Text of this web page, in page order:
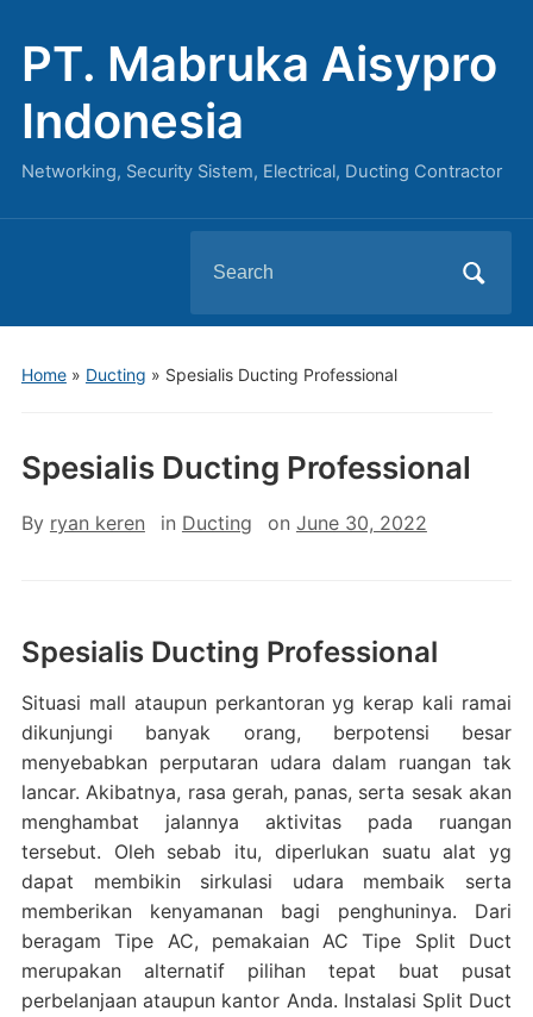
PT. Mabruka Aisypro
Indonesia
Networking, Security Sistem, Electrical, Ducting Contractor
for:
Home» Ducting » Spesialis Ducting Professional
Spesialis Ducting Professional
By ryan keren in Ducting on June 30, 2022
Spesialis Ducting Professional
Situasi mall ataupun perkantoran yg kerap kali ramai
dikunjungi banyak orang, berpotensi besar
menyebabkan perputaran udara dalam ruangan tak
lancar. Akibatnya, rasa gerah, panas, serta sesak akan
menghambat jalannya aktivitas pada ruangan
tersebut. Oleh sebab itu, diperlukan suatu alat yg
dapat membikin sirkulasi udara membaik serta
memberikan kenyamanan bagi penghuninya. Dari
beragam Tipe AC, pemakaian AC Tipe Split Duct
merupakan alternatif pilihan tepat buat pusat
perbelanjaan ataupun kantor Anda. Instalasi Split Duct